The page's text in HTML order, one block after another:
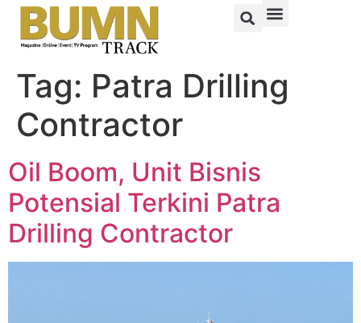
Tag: Patra Drilling
Contractor
Oil Boom, Unit Bisnis
Potensial Terkini Patra
Drilling Contractor